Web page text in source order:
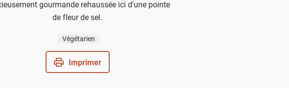
gourmande rehaussée ici d'une pointe
de fleur de sel.
Végétarien
Imprimer